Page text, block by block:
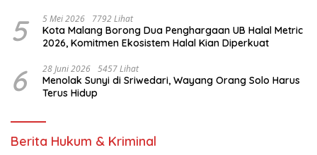
5 5 Mei 2026 7792 Lihat
Kota Malang Borong Dua Penghargaan UB Halal Metric
2026, Komitmen Ekosistem Halal Kian Diperkuat
6 28 Juni 2026 5457 Lihat
Menolak Sunyi di Sriwedari, Wayang Orang Solo Harus
Terus Hidup
Berita Hukum & Kriminal